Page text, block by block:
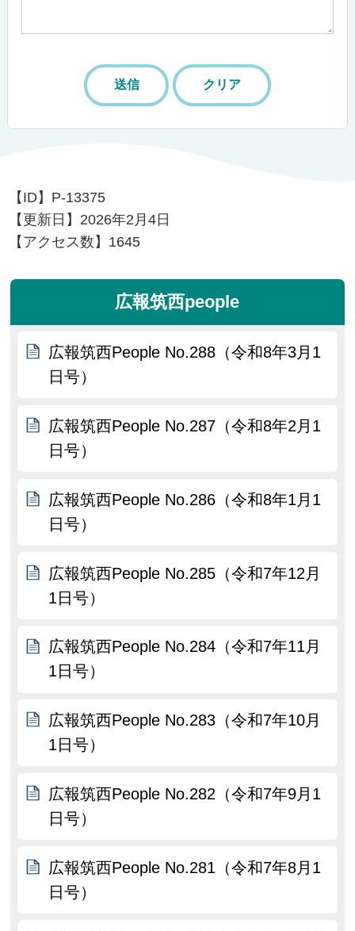
【ID】 P-13375
【更新日】 2026年2月4日
【アクセス数】 1645
広報筑西people
広報筑西People No.288（令和8年3月1
日号）
広報筑西People No.287（令和8年2月1
日号）
広報筑西People No.286（令和8年1月1
日号）
広報筑西People No.285（令和7年12月
1日号）
広報筑西People No.284（令和7年11月
1日号）
広報筑西People No.283（令和7年10月
1日号）
広報筑西People No.282（令和7年9月1
日号）
広報筑西People No.281（令和7年8月1
日号）